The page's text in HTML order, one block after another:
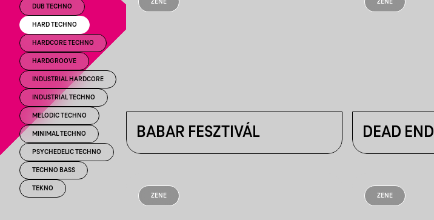
DUB TECHNO
HARD TECHNO
HARDCORE TECHNO
HARDGROOVE
INDUSTRIAL HARDCORE
INDUSTRIAL TECHNO
MELODIC TECHNO
MINIMAL TECHNO
PSYCHEDELIC TECHNO
TECHNO BASS
TEKNO
ZENE
BABAR FESZTIVÁL
ZENE
DEAD END
ZENE ZENE